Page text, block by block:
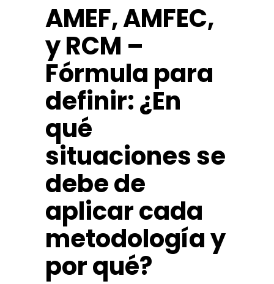
AMEF, AMFEC,
y RCM –
Fórmula para
definir: ¿En
qué
situaciones se
debe de
aplicar cada
metodología y
por qué?